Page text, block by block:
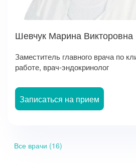
Шевчук Марина Викторовна
Заместитель главного врача по
работе, врач-эндокринолог
Записаться на прием
Все врачи (16)